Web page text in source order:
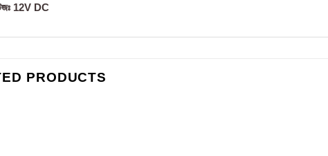
12V DC
PRODUCTS